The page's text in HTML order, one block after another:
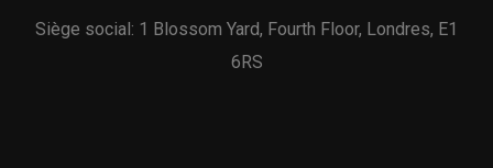
Siège social: 1 Blossom Yard, Fourth Floor, Londres, E1
6RS